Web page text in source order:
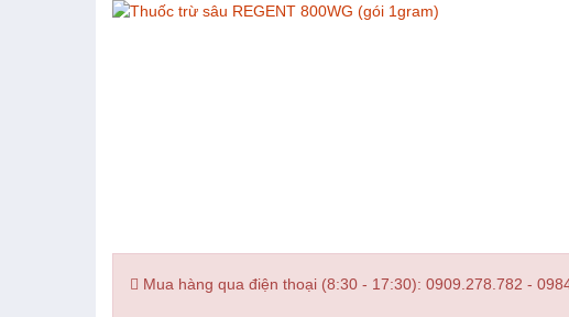
Mua hàng qua điện thoại (8:30 - 17:30): 0909.278.782 -